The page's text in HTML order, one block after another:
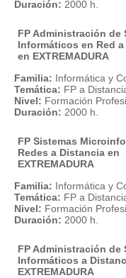
Duración: 2000 h.
FP Administración de
Informáticos en Red
en EXTREMADURA
Familia: Informática y
Temática: FP a
Nivel: Formación
Duración: 2000 h.
FP Sistemas
Redes a Distancia en
EXTREMADURA
Familia: Informática y
Temática: FP a
Nivel: Formación
Duración: 2000 h.
FP Administración de
Informáticos a
EXTREMADURA